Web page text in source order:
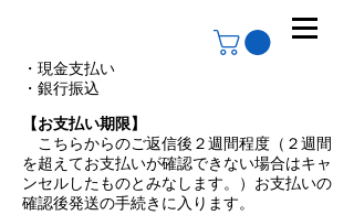
・現金支払い
・銀行振込
【お支払い期限】
こちらからのご返信後２週間程度（２週間
を超えてお支払いが確認できない場合はキャ
ンセルしたものとみなします。）お支払いの
確認後発送の手続きに入ります。